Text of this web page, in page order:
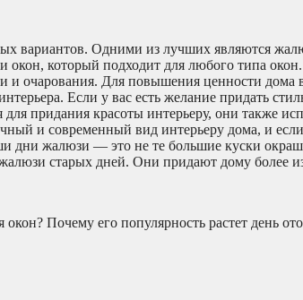
вариантов. Одними из лучших являются
который подходит для любого типа
и очарования. Для повышения ценности
Если у вас есть желание придать
придания красоты интерьеру, они также
и современный вид интерьеру дома, и
дни жалюзи — это не те большие куски
старых дней. Они придают дому более
Почему его популярность растет день